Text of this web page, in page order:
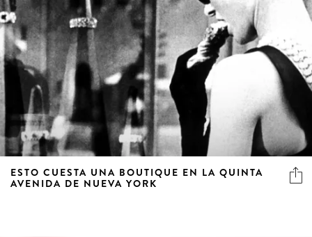
ESTO CUESTA UNA BOUTIQUE EN LA QUINTA
AVENIDA DE NUEVA YORK